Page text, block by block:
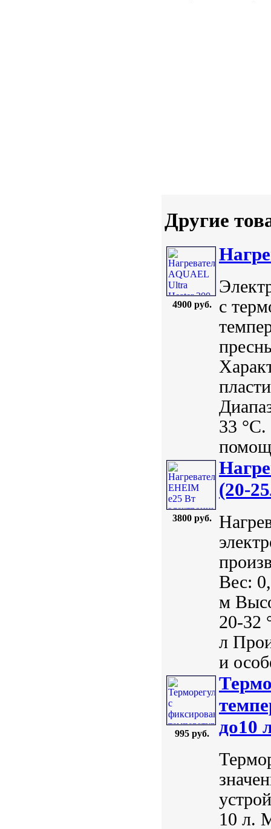
Другие
4900 руб.
с
33 °С.
3800 руб.
(20-
Вес:
м
20-32
л
и
995 руб.
до10
10 л.